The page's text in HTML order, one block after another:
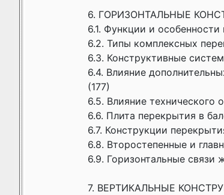
6. ГОРИЗОНТАЛЬНЫЕ
6.1. Функции и
6.2. Типы комплексных
6.3. Конструктивные
6.4. Влияние
(177)
6.5. Влияние технического
6.6. Плита перекрытия в
6.7. Конструкции
6.8. Второстепенные и
6.9. Горизонтальные связи
7. ВЕРТИКАЛЬНЫЕ